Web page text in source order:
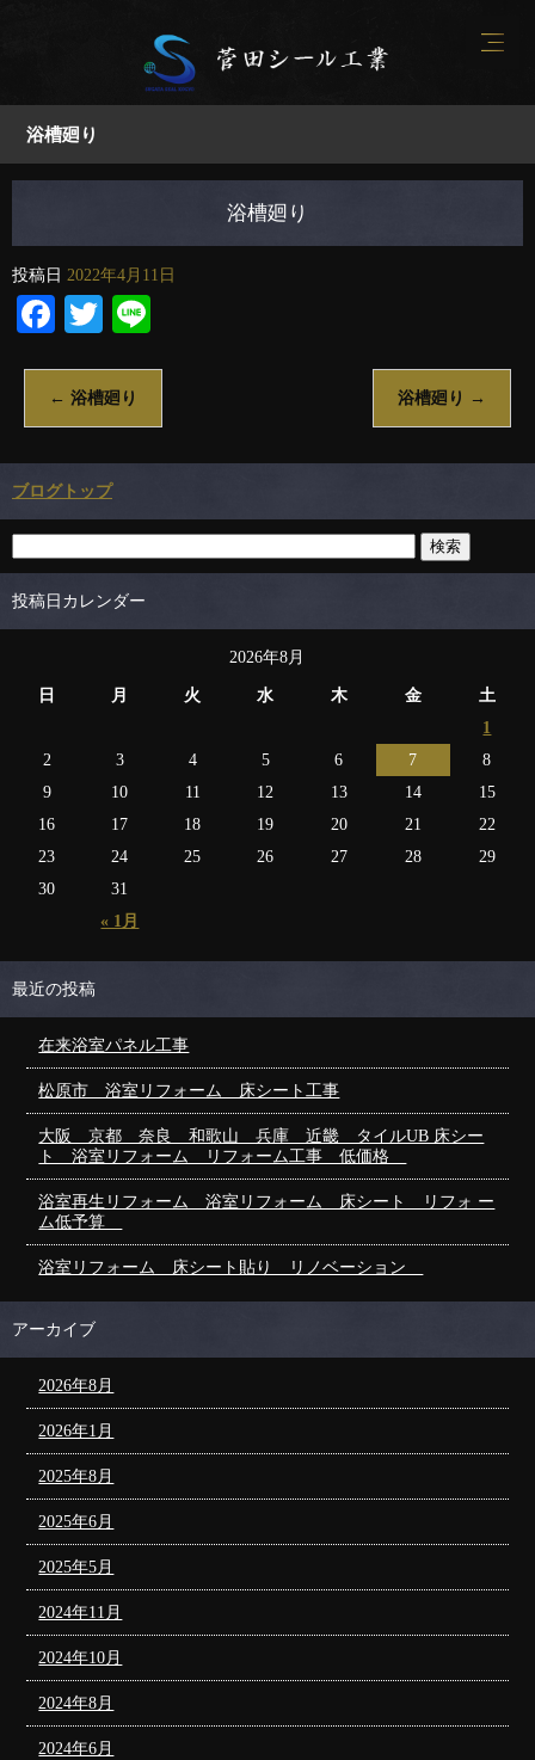
浴槽廻り
浴槽廻り
投稿日 2022年4月11日
Facebook
Twitter
← 浴槽廻り 浴槽廻り →
ブログトップ
投稿日カレンダー
2026年8月
日 月 火 水 木 金 土
« 1月
1
2
3 4 5 6 7
8
9
10 11 12 13 14
15
16
17 18 19 20 21
22
23
24 25 26 27 28
29
30
31
最近の投稿
在来浴室パネル工事
松原市 浴室リフォーム 床シート工事
大阪 京都 奈良 和歌山 兵庫 近畿 タイルUB 床シー
ト 浴室リフォーム リフォーム工事 低価格
浴室再生リフォーム 浴室リフォーム 床シート リフォ ー
ム低予算
浴室リフォーム 床シート貼り リノベーション
アーカイブ
2026年8月
2026年1月
2025年8月
2025年6月
2025年5月
2024年11月
2024年10月
2024年8月
2024年6月